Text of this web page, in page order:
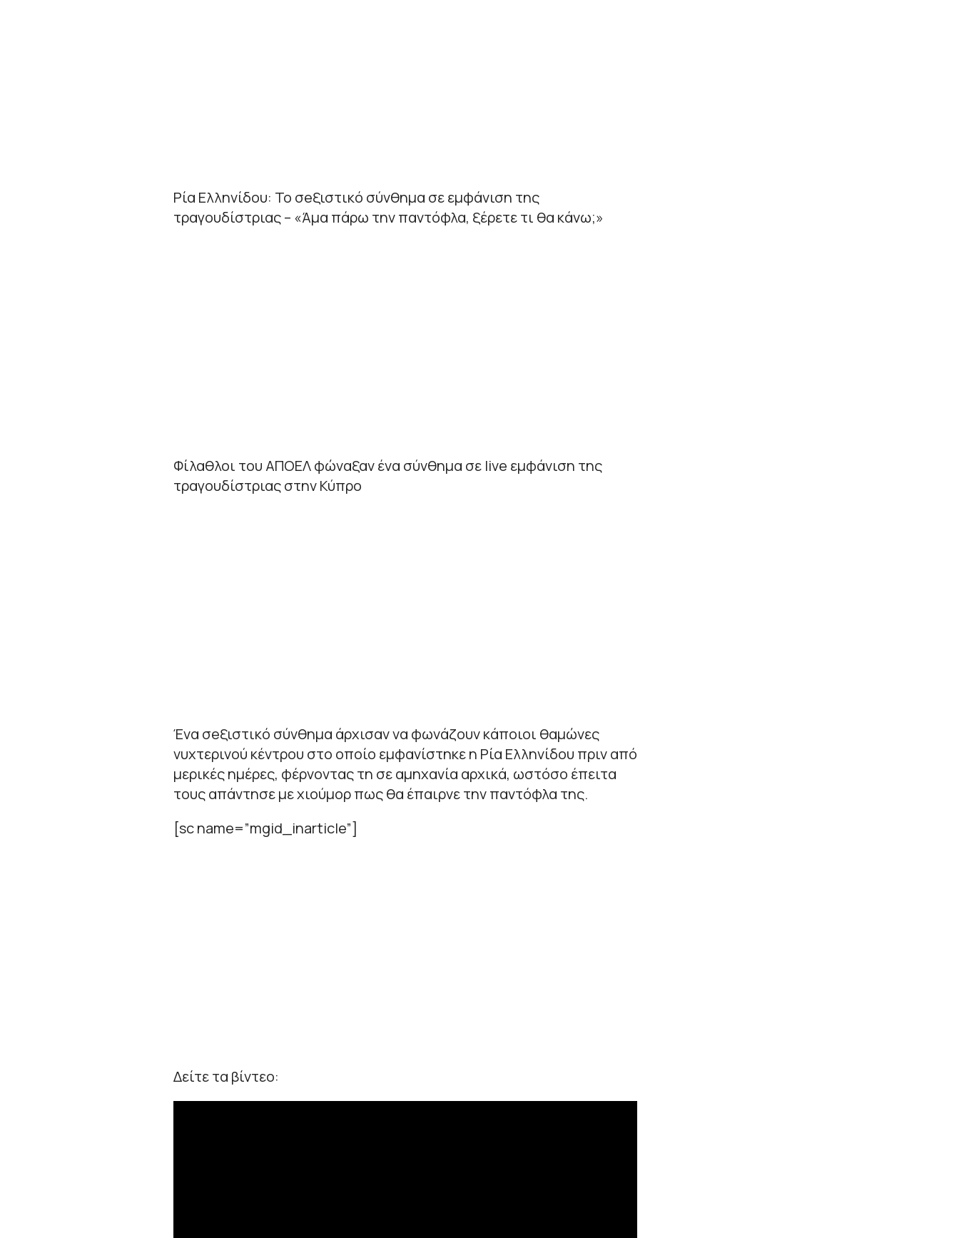
Ρία Ελληνίδου: Το σeξιστικό σύνθημα σε εμφάνιση της
τραγουδίστριας – «Άμα πάρω την παντόφλα, ξέρετε τι θα κάνω;»
Φίλαθλοι του ΑΠΟΕΛ φώναξαν ένα σύνθημα σε live εμφάνιση της
τραγουδίστριας στην Κύπρο
Ένα σeξιστικό σύνθημα άρχισαν να φωνάζουν κάποιοι θαμώνες
νυχτερινού κέντρου στο οποίο εμφανίστηκε η Ρία Ελληνίδου πριν από
μερικές ημέρες, φέρνοντας τη σε αμηχανία αρχικά, ωστόσο έπειτα
τους απάντησε με χιούμορ πως θα έπαιρνε την παντόφλα της.
[sc name=”mgid_inarticle”]
Δείτε τα βίντεο: